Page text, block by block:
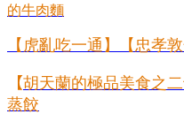
的牛肉麵
【虎亂吃一通 】【忠孝
【胡天蘭的極品美食之
蒸餃